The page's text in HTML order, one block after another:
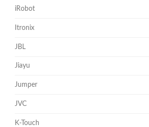
iRobot
Itronix
JBL
Jiayu
Jumper
JVC
K-Touch